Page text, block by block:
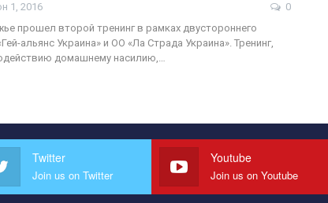
1, 2016
0
прошел второй тренинг в рамках двустороннего
альянс Украина» и ОО «Ла Страда Украина». Тренинг,
домашнему насилию,…
Twitter
Join us on Twitter
Youtube
Join us on Youtube